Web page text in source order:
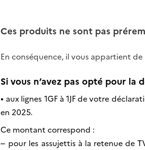
Ces produits ne sont pas
En conséquence, il vous appartient
Si vous n’avez pas opté pour
• aux lignes 1GF à 1JF de votre
en 2025.
Ce montant correspond :
– pour les assujettis à la retenue de